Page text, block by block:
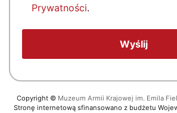
Prywatności.
Copyright © Muzeum Armii Krajowej im. Emila
Stronę internetową sfinansowano z budżetu